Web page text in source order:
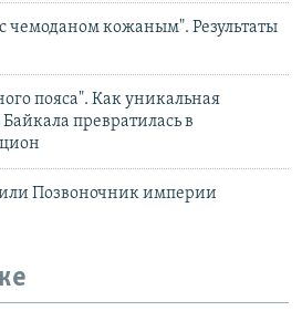
кожаным". Результаты
пояса". Как уникальная
превратилась в
или Позвоночник империи